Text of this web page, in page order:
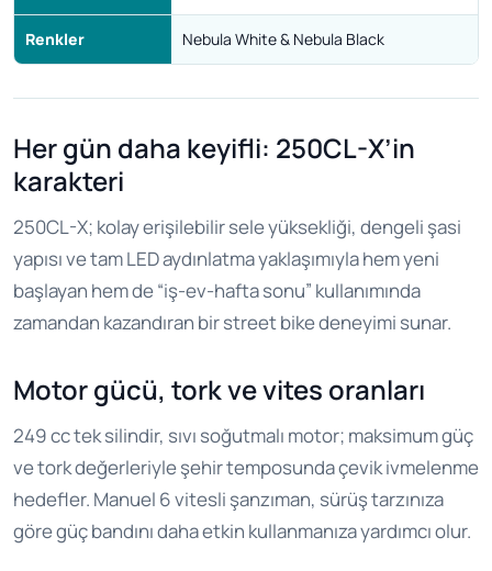
Renkler Nebula White & Nebula Black
Her gün daha keyifli: 250CL-X’in
karakteri
250CL-X; kolay erişilebilir sele yüksekliği, dengeli şasi
yapısı ve tam LED aydınlatma yaklaşımıyla hem yeni
başlayan hem de “iş-ev-hafta sonu” kullanımında
zamandan kazandıran bir street bike deneyimi sunar.
Motor gücü, tork ve vites oranları
249 cc tek silindir, sıvı soğutmalı motor; maksimum güç
ve tork değerleriyle şehir temposunda çevik ivmelenme
hedefler. Manuel 6 vitesli şanzıman, sürüş tarzınıza
göre güç bandını daha etkin kullanmanıza yardımcı olur.